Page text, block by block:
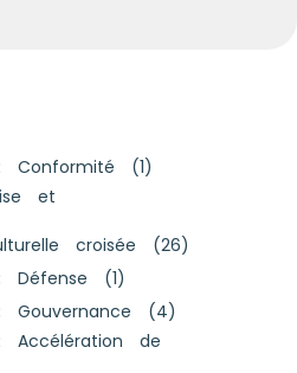
(1)
et
croisée (26)
(1)
(4)
de